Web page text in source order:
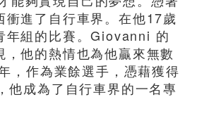
衝進了自行車界。在他17歲
年組的比賽。Giovanni 的
，他的熱情也為他贏來無數
，作為業餘選手，憑藉獲得
他成為了自行車界的一名專